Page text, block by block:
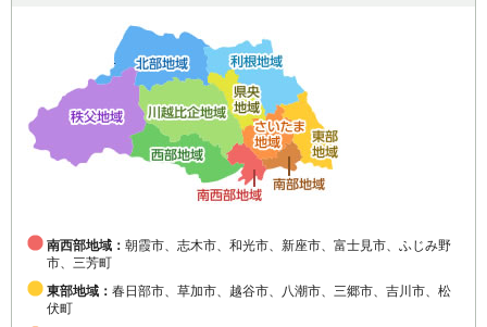
南西部地域： 朝霞市、志木市、和光市、新座市、富士見市、ふじみ野
市、三芳町
東部地域： 春日部市、草加市、越谷市、八潮市、三郷市、吉川市、松
伏町